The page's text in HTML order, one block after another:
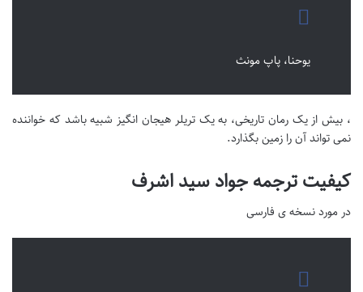
یوحنا، پاپ مونث
، بیش از یک رمان تاریخی، به یک تریلر هیجان انگیز شبیه باشد که خواننده
نمی تواند آن را زمین بگذارد.
کیفیت ترجمه جواد سید اشرف
در مورد نسخه ی فارسی